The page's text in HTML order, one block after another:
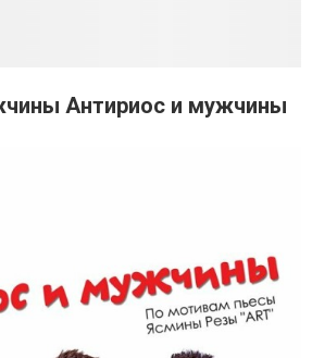
Антириос и мужчины